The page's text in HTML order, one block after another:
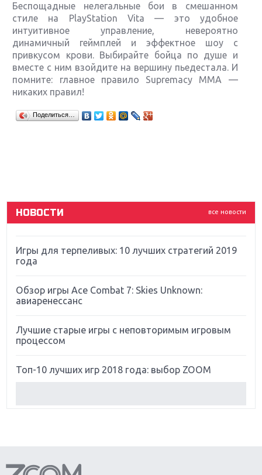
Беспощадные нелегальные бои в смешанном
стиле на PlayStation Vita — это удобное
интуитивное управление, невероятно
динамичный геймплей и эффектное шоу с
привкусом крови. Выбирайте бойца по душе и
вместе с ним взойдите на вершину пьедестала. И
помните: главное правило Supremacy MMA —
никаких правил!
Поделиться…
все новости
НОВОСТИ
Крупнейшие релизы мая: Nintendo, Microsoft и
Sony
Far Cry 5: хвалить нельзя ругать
Игры для терпеливых: 10 лучших стратегий 2019
года
Обзор игры Ace Combat 7: Skies Unknown:
авиаренессанс
Лучшие старые игры с неповторимым игровым
процессом
Топ-10 лучших игр 2018 года: выбор ZOOM